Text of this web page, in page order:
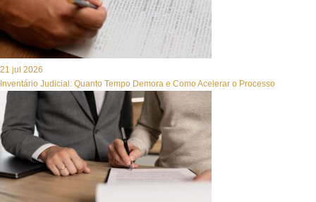
21 jul 2026
Inventário Judicial: Quanto Tempo Demora e Como Acelerar o Processo